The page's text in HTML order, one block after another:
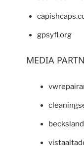
gpsyfl.org
MEDIA